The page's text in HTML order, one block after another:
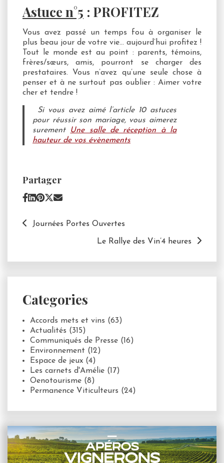
Astuce n°5 : PROFITEZ
Vous avez passé un temps fou à organiser le
plus beau jour de votre vie… aujourd’hui profitez !
Tout le monde est au point : parents, témoins,
frères/sœurs, amis, pourront se charger des
prestataires. Vous n’avez qu’une seule chose à
penser et à ne surtout pas oublier : Aimer votre
cher et tendre !
Si vous avez aimé l’article 10 astuces
pour réussir son mariage, vous aimerez
surement
Une salle de réception à la
hauteur de vos évènements
Partager
Journées Portes Ouvertes
Le Rallye des Vin’4 heures
Categories
Accords mets et vins (63)
Actualités (315)
Communiqués de Presse (16)
Environnement (12)
Espace de jeux (4)
Les carnets d'Amélie (17)
Oenotourisme (8)
Permanence Viticulteurs (24)